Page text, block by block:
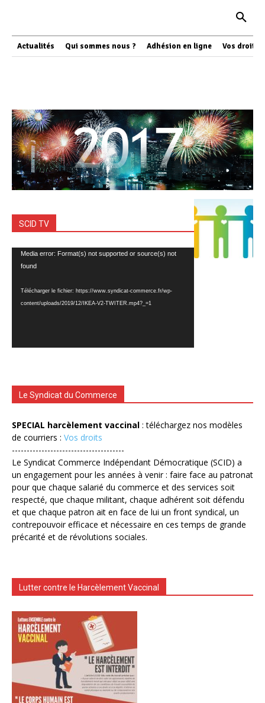
Actualités Qui sommes nous ? Adhésion en ligne Vos droits
SCID TV
Lecteur
vidéo
Media error: Format(s) not supported or source(s) not
found
Télécharger le fichier: https://www.syndicat-commerce.fr/wp-
content/uploads/2019/12/IKEA-V2-TWITER.mp4?_=1
Le Syndicat du Commerce
SPECIAL harcèlement vaccinal : téléchargez nos modèles
de courriers : Vos droits
--------------------------------------
Le Syndicat Commerce Indépendant Démocratique (SCID) a
un engagement pour les années à venir : faire face au patronat
pour que chaque salarié du commerce et des services soit
respecté, que chaque militant, chaque adhérent soit défendu
et que chaque patron ait en face de lui un front syndical, un
contrepouvoir efficace et nécessaire en ces temps de grande
précarité et de révolutions sociales.
Lutter contre le Harcèlement Vaccinal